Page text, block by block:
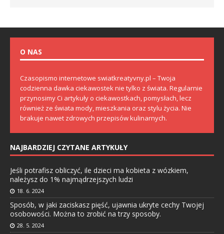
O NAS
Czasopismo internetowe swiatkreatyvny.pl – Twoja
codzienna dawka ciekawostek nie tylko z świata. Regularnie
przynosimy Ci artykuły o ciekawostkach, pomysłach, lecz
również ze świata mody, mieszkania oraz stylu życia. Nie
brakuje nawet zdrowych przepisów kulinarnych.
NAJBARDZIEJ CZYTANE ARTYKUŁY
Jeśli potrafisz obliczyć, ile dzieci ma kobieta z wózkiem,
należysz do 1% najmądrzejszych ludzi
18. 6. 2024
Sposób, w jaki zaciskasz pięść, ujawnia ukryte cechy Twojej
osobowości. Można to zrobić na trzy sposoby.
28. 5. 2024